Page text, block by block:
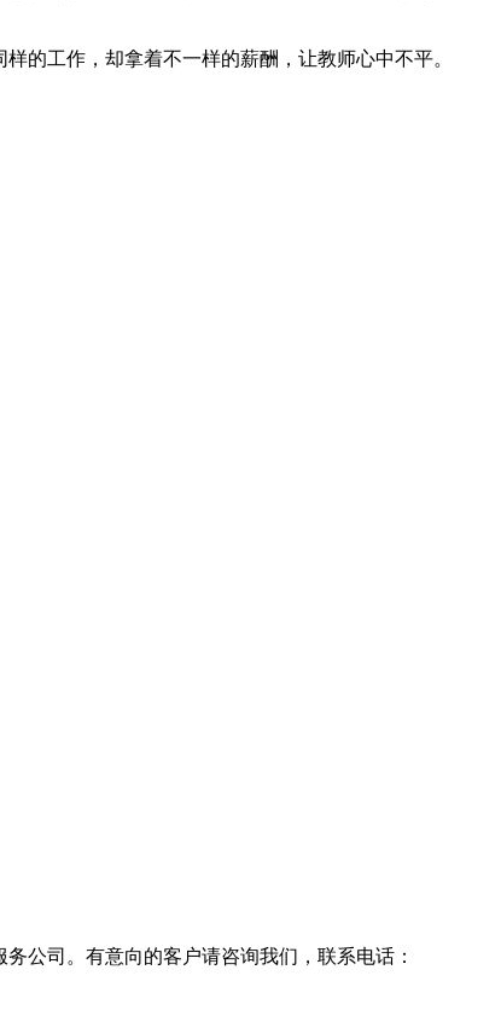
的工作，却拿着不一样的薪酬，让教师心中不平。
公司。有意向的客户请咨询我们，联系电话：